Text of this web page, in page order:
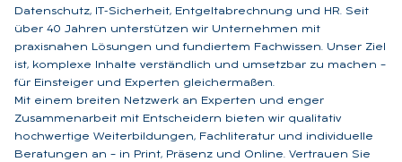
Datenschutz, IT-Sicherheit, Entgeltabrechnung und HR. Seit
über 40 Jahren unterstützen wir Unternehmen mit
praxisnahen Lösungen und fundiertem Fachwissen. Unser Ziel
ist, komplexe Inhalte verständlich und umsetzbar zu machen –
für Einsteiger und Experten gleichermaßen.
Mit einem breiten Netzwerk an Experten und enger
Zusammenarbeit mit Entscheidern bieten wir qualitativ
hochwertige Weiterbildungen, Fachliteratur und individuelle
Beratungen an – in Print, Präsenz und Online. Vertrauen Sie